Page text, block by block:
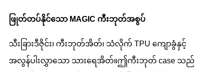
ဖြုတ်တပ်နိုင်သော MAGIC ကီးဘုတ်အစွပ်
သီးခြားဒီဇိုင်း၊ ကီးဘုတ်အိတ်၊ သံလိုက် TPU ကျောခွံနှင့်
အလွန်ပါးလွှာသော သားရေအိတ်။ဤကီးဘုတ် case သည်